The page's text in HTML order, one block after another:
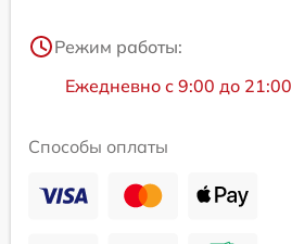
Режим работы:
Ежедневно с 9:00 до 21:00
Способы оплаты